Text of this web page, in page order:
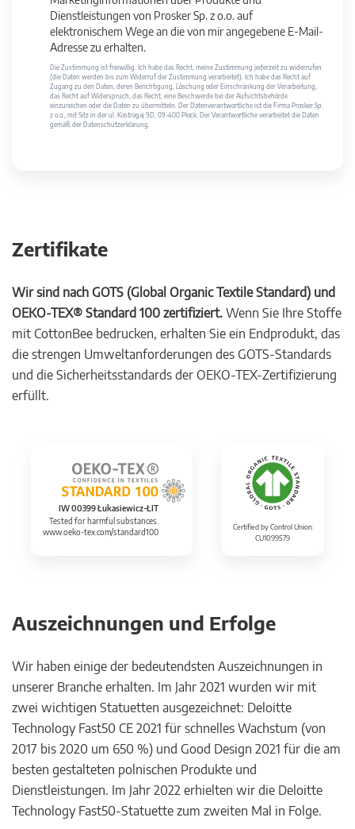
Dienstleistungen von Prosker Sp. z o.o. auf
elektronischem Wege an die von mir angegebene E-Mail-
Adresse zu erhalten.
Die Zustimmung ist freiwillig. Ich habe das Recht, meine Zustimmung jederzeit zu widerrufen
(die Daten werden bis zum Widerruf der Zustimmung verarbeitet). Ich habe das Recht auf
Zugang zu den Daten, deren Berichtigung, Löschung oder Einschränkung der Verarbeitung,
das Recht auf Widerspruch, das Recht, eine Beschwerde bei der Aufsichtsbehörde
einzureichen oder die Daten zu übermitteln. Der Datenverantwortliche ist die Firma Prosker Sp.
z o.o., mit Sitz in der ul. Kostrogaj 9D, 09-400 Płock. Der Verantwortliche verarbeitet die Daten
gemäß der Datenschutzerklärung.
Zertifikate
Wir sind nach GOTS (Global Organic Textile Standard) und
OEKO-TEX® Standard 100 zertifiziert. Wenn Sie Ihre Stoffe
mit CottonBee bedrucken, erhalten Sie ein Endprodukt, das
die strengen Umweltanforderungen des GOTS-Standards
und die Sicherheitsstandards der OEKO-TEX-Zertifizierung
erfüllt.
IW 00399 Łukasiewicz-ŁIT
Tested for harmful substances.
www.oeko-tex.com/standard100
Certified by Control Union
CU1099579
Auszeichnungen und Erfolge
Wir haben einige der bedeutendsten Auszeichnungen in
unserer Branche erhalten. Im Jahr 2021 wurden wir mit
zwei wichtigen Statuetten ausgezeichnet: Deloitte
Technology Fast50 CE 2021 für schnelles Wachstum (von
2017 bis 2020 um 650 %) und Good Design 2021 für die am
besten gestalteten polnischen Produkte und
Dienstleistungen. Im Jahr 2022 erhielten wir die Deloitte
Technology Fast50-Statuette zum zweiten Mal in Folge.